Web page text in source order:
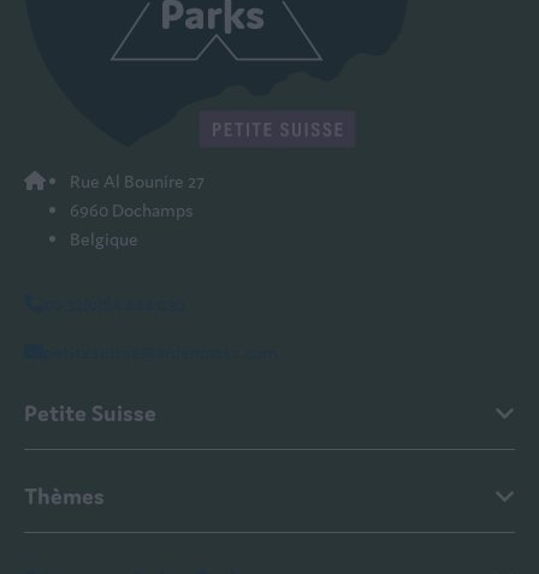
Rue Al Bounire 27
6960 Dochamps
Belgique
Petite Suisse
Thèmes